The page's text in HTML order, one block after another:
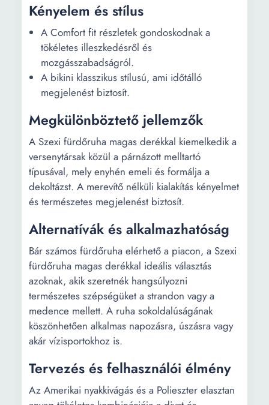
Kényelem és stílus
A Comfort fit részletek gondoskodnak a
tökéletes illeszkedésről és
mozgásszabadságról.
A bikini klasszikus stílusú, ami időtálló
megjelenést biztosít.
Megkülönböztető jellemzők
A Szexi fürdőruha magas derékkal kiemelkedik a
versenytársak közül a párnázott melltartó
típusával, mely enyhén emeli és formálja a
dekoltázst. A merevítő nélküli kialakítás kényelmet
és természetes megjelenést biztosít.
Alternatívák és alkalmazhatóság
Bár számos fürdőruha elérhető a piacon, a Szexi
fürdőruha magas derékkal ideális választás
azoknak, akik szeretnék hangsúlyozni
természetes szépségüket a strandon vagy a
medence mellett. A ruha sokoldalúságának
köszönhetően alkalmas napozásra, úszásra vagy
akár vízisportokhoz is.
Tervezés és felhasználói élmény
Az Amerikai nyakkivágás és a Polieszter elasztan